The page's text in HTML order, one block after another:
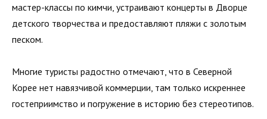
мастер-классы по кимчи, устраивают концерты в Дворце
детского творчества и предоставляют пляжи с золотым
песком.
Многие туристы радостно отмечают, что в Северной
Корее нет навязчивой коммерции, там только искреннее
гостеприимство и погружение в историю без стереотипов.